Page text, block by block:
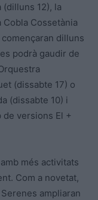
(dilluns 12), la
Cossetània
dilluns
podrà gaudir de
(dissabte 17) o
(dissabte 10) i
de versions El +
més activitats
Com a novetat,
Serenes ampliaran